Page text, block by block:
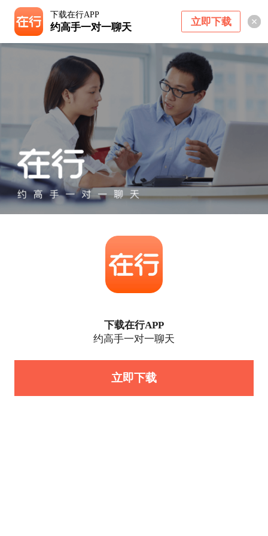
下载在行APP
约高手一对一聊天 立即下载
下载在行APP
约高手一对一聊天
立即下载